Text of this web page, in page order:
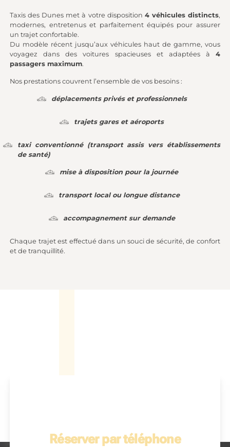
Taxis des Dunes met à votre disposition 4 véhicules distincts,
modernes, entretenus et parfaitement équipés pour assurer
un trajet confortable.
Du modèle récent jusqu’aux véhicules haut de gamme, vous
voyagez dans des voitures spacieuses et adaptées à 4
passagers maximum.
Nos prestations couvrent l’ensemble de vos besoins :
déplacements privés et professionnels
trajets gares et aéroports
taxi conventionné (transport assis vers établissements
de santé)
mise à disposition pour la journée
transport local ou longue distance
accompagnement sur demande
Chaque trajet est effectué dans un souci de sécurité, de confort
et de tranquillité.
Réserver par téléphone